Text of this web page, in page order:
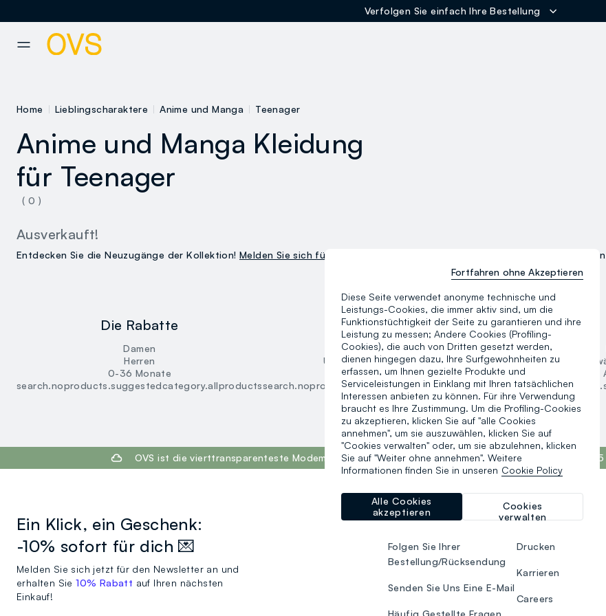
Verfolgen Sie einfach Ihre Bestellung
Home Lieblingscharaktere Anime und Manga Teenager
Anime und Manga Kleidung
für Teenager
( 0 )
Ausverkauft!
Entdecken Sie die Neuzugänge der Kollektion! Melden Sie sich für den Newsletter an ,um über unsere Neuheiten und
Die Rabatte
Damen
Herren
0-36 Monate
search.noproducts.suggestedcategory.allproducts
Damen
Bekleidung
Unterwäsche und pyjamas
Accessoires
search.noproducts.suggestedcategory.allproducts
OVS ist die vierttransparenteste Modemarke weltweit, laut dem Bericht What Fuels Fashion?
Ein Klick, ein Geschenk:
-10% sofort für dich 💌
Melden Sie sich jetzt für den Newsletter an und
erhalten Sie10% Rabatt auf Ihren nächsten
Einkauf!
HILFE
Folgen Sie Ihrer
Bestellung/Rücksendung
Senden Sie Uns Eine E-Mail
OVS WORLD
Drucken
Karrieren
Careers
Diese Seite verwendet anonyme technische und
Leistungs-Cookies, die immer aktiv sind, um die
Funktionstüchtigkeit der Seite zu garantieren und ihre
Leistung zu messen; Andere Cookies (Profiling-
Cookies), die auch von Dritten gesetzt werden,
dienen hingegen dazu, Ihre Surfgewohnheiten zu
erfassen, um Ihnen gezielte Produkte und
Serviceleistungen in Einklang mit Ihren tatsächlichen
Interessen anbieten zu können. Für ihre Verwendung
braucht es Ihre Zustimmung. Um die Profiling-Cookies
zu akzeptieren, klicken Sie auf "alle Cookies
annehmen", um sie auszuwählen, klicken Sie auf
"Cookies verwalten" oder, um sie abzulehnen, klicken
Sie auf "Weiter ohne annehmen". Weitere
Informationen finden Sie in unseren Cookie Policy
Cookies
verwalten
Alle Cookies
akzeptieren
Fortfahren ohne Akzeptieren